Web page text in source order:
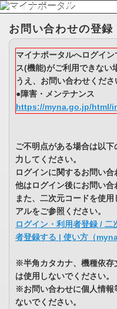
お問い合わせの登録
マイナポータルへログイ
ス(機能)がご利用できない
うえ、お問い合わせくださ
●障害・メンテナンス
https://myna.go.jp/html/
ご不明点がある場合は以
力してください。
ログインに関するお問い
他はログイン後にお問い合
また、二次元コードを使
アルをご参照ください。
ログイン・利用者登録 / 二
者登録する | 使い方（
※半角カタカナ、機種依存
は使用しないでください。
※お問い合わせに個人情報
ないでください。